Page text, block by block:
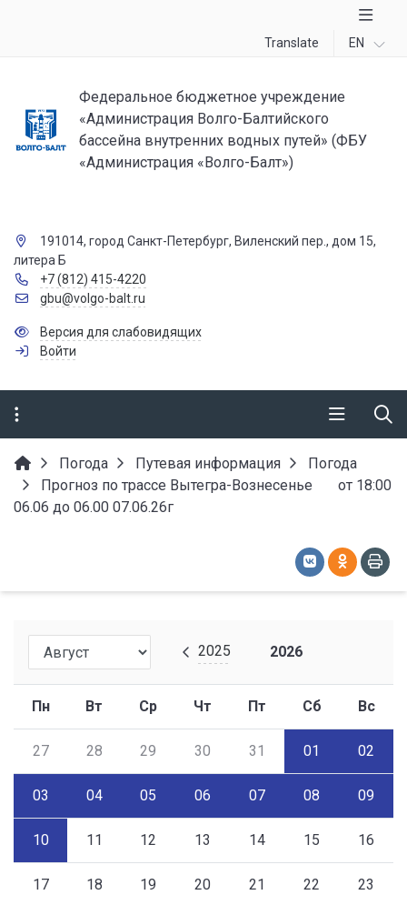
Translate EN
Федеральное бюджетное учреждение
«Администрация Волго-Балтийского
бассейна внутренних водных путей» (ФБУ
«Администрация «Волго-Балт»)
191014, город Санкт-Петербург, Виленский пер., дом 15,
литера Б
+7 (812) 415-4220
gbu@volgo-balt.ru
Версия для слабовидящих
Войти
Погода Путевая информация
Погода
Прогноз по трассе Вытегра-Вознесенье от 18:00
06.06 до 06.00 07.06.26г
2025 2026
Пн Вт Ср Чт Пт Сб Вс
27 28 29 30 31 01 02
03 04 05 06 07 08 09
10 11 12 13 14 15 16
17 18 19 20 21 22 23